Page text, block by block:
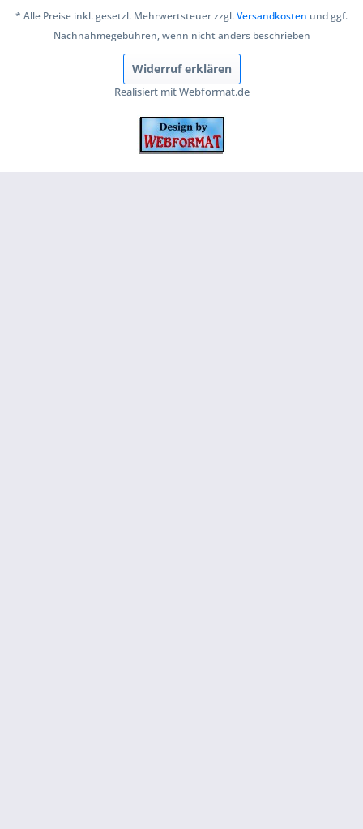
* Alle Preise inkl. gesetzl. Mehrwertsteuer zzgl.Versandkosten und ggf.
Nachnahmegebühren, wenn nicht anders beschrieben
Widerruf erklären
Realisiert mit Webformat.de